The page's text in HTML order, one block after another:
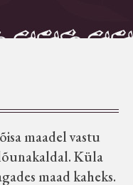
maadel vastu
Küla
maad kaheks.